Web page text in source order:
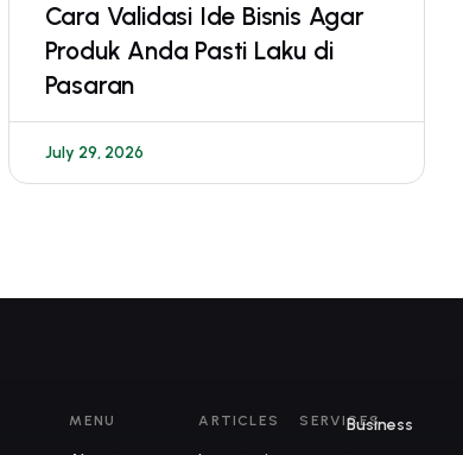
Cara Validasi Ide Bisnis Agar
Produk Anda Pasti Laku di
Pasaran
July 29, 2026
MENU ARTICLES SERVICESBusiness